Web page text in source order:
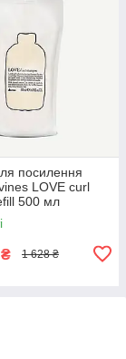
посилення
LOVE curl
500 мл
₴ 1 628 ₴